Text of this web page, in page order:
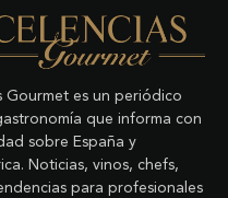
Gourmet es un periódico
que informa con
sobre España y
Noticias, vinos, chefs,
para profesionales